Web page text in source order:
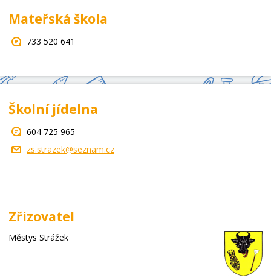
Mateřská škola
733 520 641
Školní jídelna
604 725 965
zs.strazek@seznam.cz
Zřizovatel
Městys Strážek